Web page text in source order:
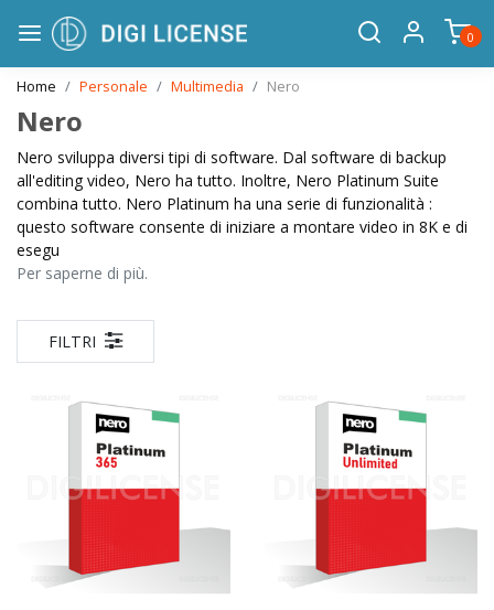
0
Home Personale Multimedia Nero
Nero
Nero sviluppa diversi tipi di software. Dal software di backup
all'editing video, Nero ha tutto. Inoltre, Nero Platinum Suite
combina tutto. Nero Platinum ha una serie di funzionalità :
questo software consente di iniziare a montare video in 8K e di
esegu
Per saperne di più.
FILTRI